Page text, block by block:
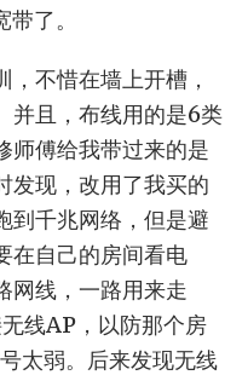
了。
不惜在墙上开槽，
并且，布线用的是6类
师傅给我带过来的是
发现，改用了我买的
到千兆网络，但是避
在自己的房间看电
网线，一路用来走
线AP，以防那个房
太弱。后来发现无线